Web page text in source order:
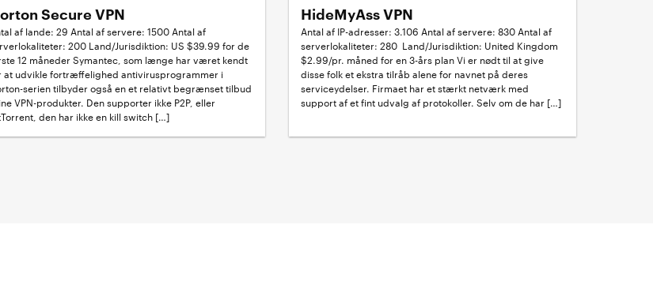
Secure VPN
af lande: 29 Antal af servere: 1500 Antal af
200 Land/Jurisdiktion: US $39.99 for de
12 måneder Symantec, som længe har været kendt
at udvikle fortræffelighed antivirusprogrammer i
serien tilbyder også en et relativt begrænset tilbud
VPN-produkter. Den supporter ikke P2P, eller
den har ikke en kill switch […]
HideMyAss VPN
Antal af IP-adresser: 3.106 Antal af servere: 830 Antal af
serverlokaliteter: 280 Land/Jurisdiktion: United Kingdom
$2.99/pr. måned for en 3-års plan Vi er nødt til at give
disse folk et ekstra tilråb alene for navnet på deres
serviceydelser. Firmaet har et stærkt netværk med
support af et fint udvalg af protokoller. Selv om de har […]